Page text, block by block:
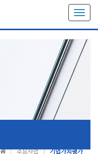
T
o
l
주요사업 기업가치평가